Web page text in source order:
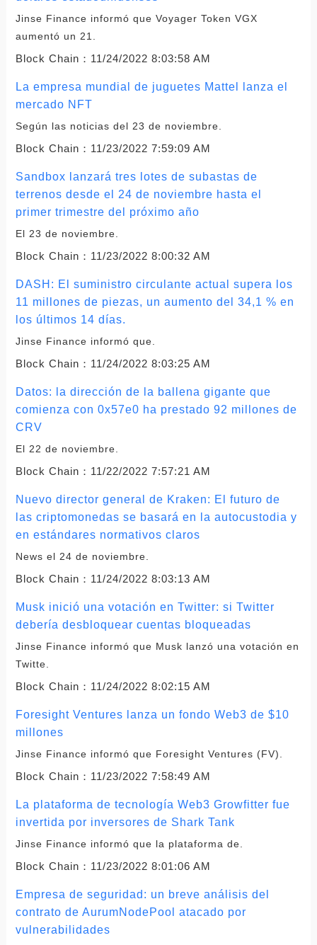
Jinse Finance informó que Voyager Token VGX
aumentó un 21.
Block Chain： 11/24/2022 8:03:58 AM
La empresa mundial de juguetes Mattel lanza el
mercado NFT
Según las noticias del 23 de noviembre.
Block Chain： 11/23/2022 7:59:09 AM
Sandbox lanzará tres lotes de subastas de
terrenos desde el 24 de noviembre hasta el
primer trimestre del próximo año
El 23 de noviembre.
Block Chain： 11/23/2022 8:00:32 AM
DASH: El suministro circulante actual supera los
11 millones de piezas, un aumento del 34,1 % en
los últimos 14 días.
Jinse Finance informó que.
Block Chain： 11/24/2022 8:03:25 AM
Datos: la dirección de la ballena gigante que
comienza con 0x57e0 ha prestado 92 millones de
CRV
El 22 de noviembre.
Block Chain： 11/22/2022 7:57:21 AM
Nuevo director general de Kraken: El futuro de
las criptomonedas se basará en la autocustodia y
en estándares normativos claros
News el 24 de noviembre.
Block Chain： 11/24/2022 8:03:13 AM
Musk inició una votación en Twitter: si Twitter
debería desbloquear cuentas bloqueadas
Jinse Finance informó que Musk lanzó una votación en
Twitte.
Block Chain： 11/24/2022 8:02:15 AM
Foresight Ventures lanza un fondo Web3 de $10
millones
Jinse Finance informó que Foresight Ventures (FV).
Block Chain： 11/23/2022 7:58:49 AM
La plataforma de tecnología Web3 Growfitter fue
invertida por inversores de Shark Tank
Jinse Finance informó que la plataforma de.
Block Chain： 11/23/2022 8:01:06 AM
Empresa de seguridad: un breve análisis del
contrato de AurumNodePool atacado por
vulnerabilidades